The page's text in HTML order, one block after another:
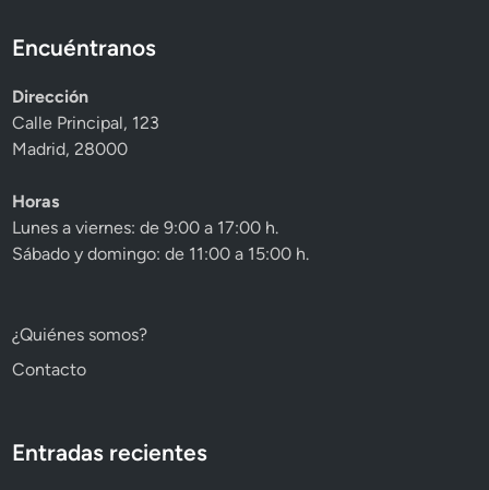
n
Encuéntranos
Dirección
Calle Principal, 123
Madrid, 28000
Horas
Lunes a viernes: de 9:00 a 17:00 h.
Sábado y domingo: de 11:00 a 15:00 h.
¿Quiénes somos?
Contacto
Entradas recientes